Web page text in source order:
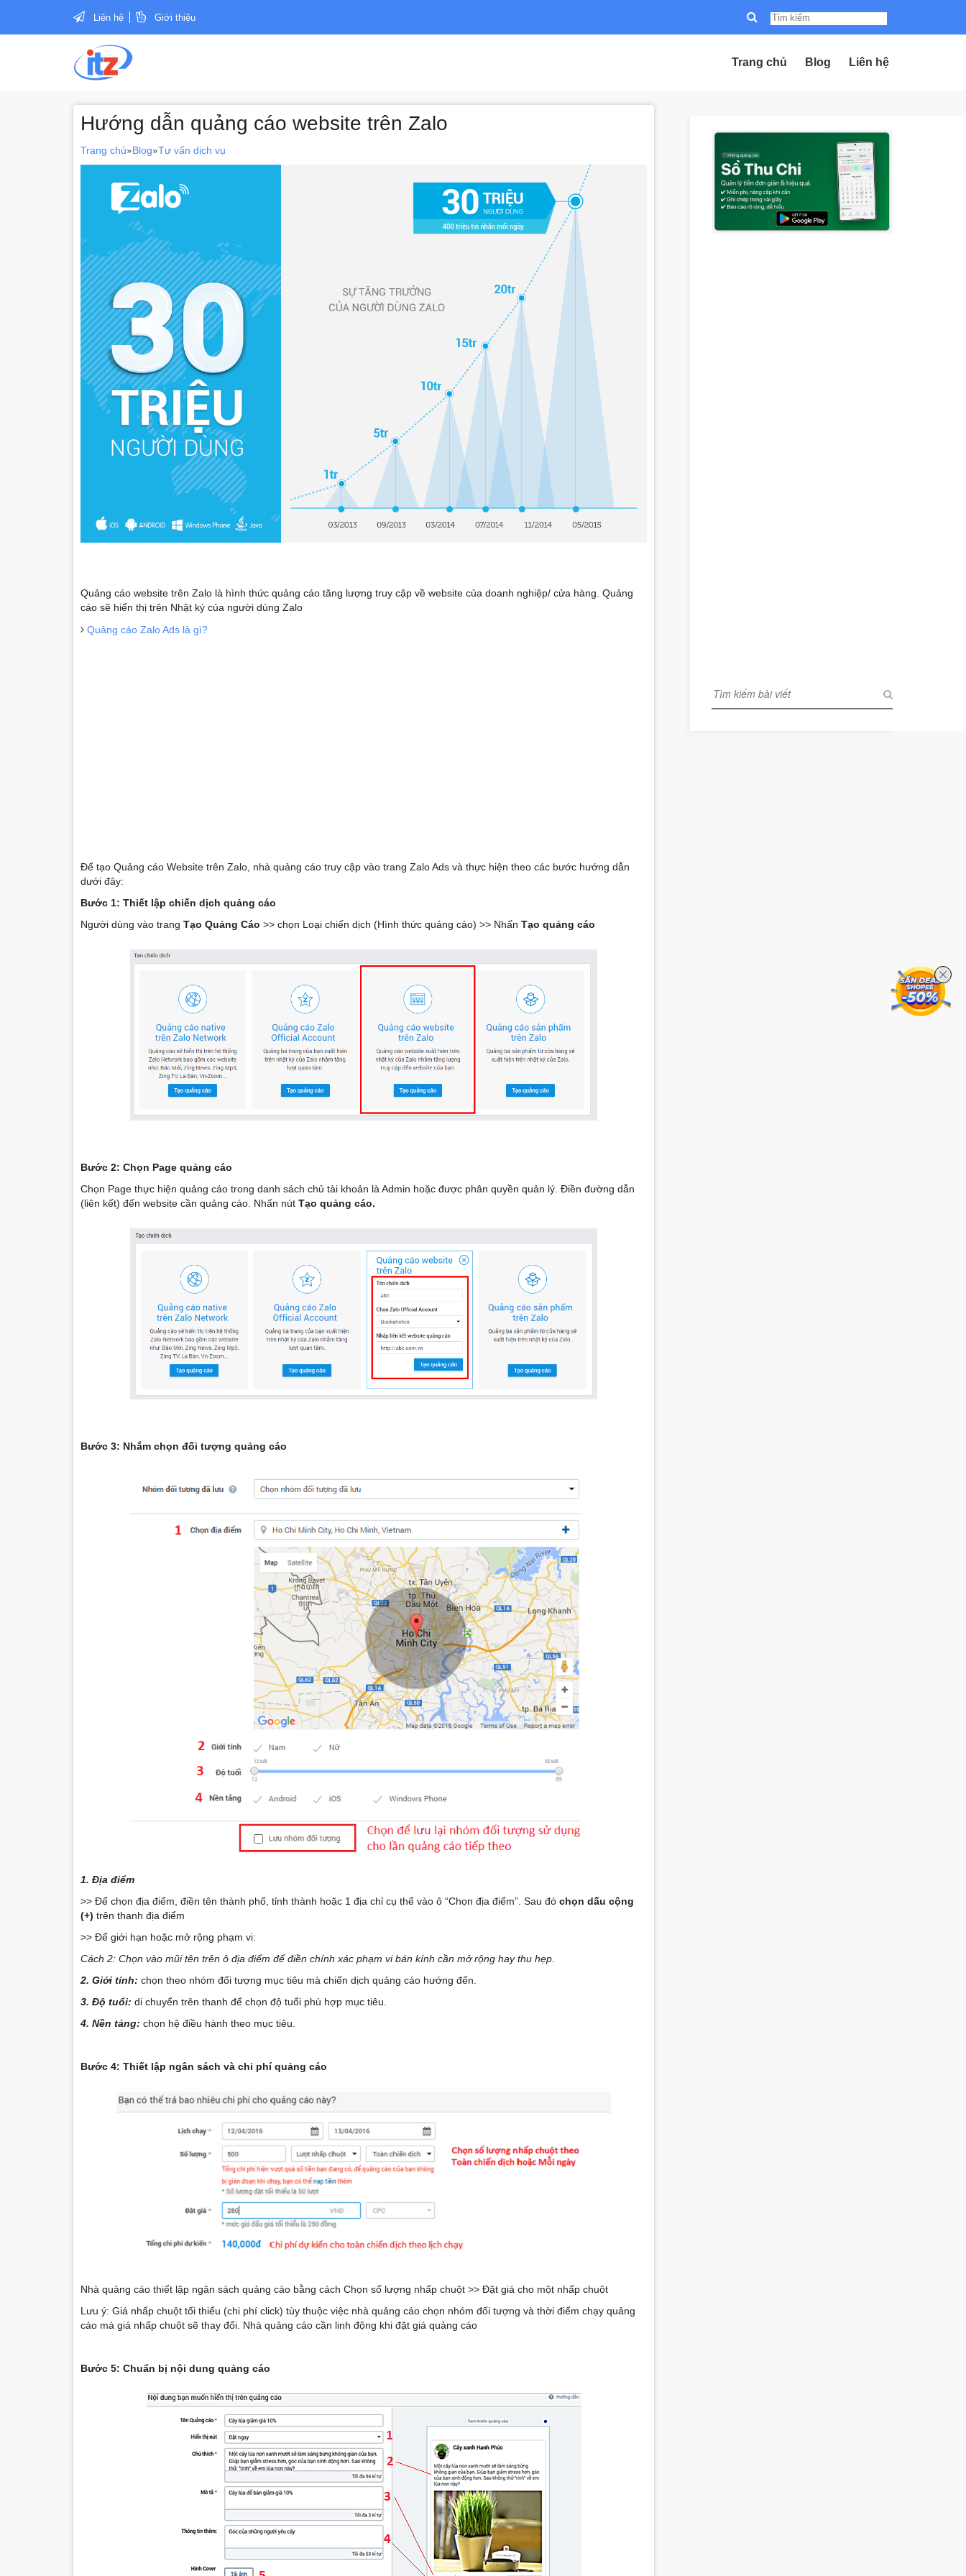
Liên hệ Giới thiệu
Trang chủ Blog Liên hệ
Hướng dẫn quảng cáo website trên Zalo
Trang chủ»Blog»Tư vấn dịch vụ
Quảng cáo website trên Zalo là hình thức quảng cáo tăng lượng truy cập về website của doanh nghiệp/ cửa hàng. Quảng
cáo sẽ hiển thị trên Nhật ký của người dùng Zalo
Quảng cáo Zalo Ads là gì?
Để tạo Quảng cáo Website trên Zalo, nhà quảng cáo truy cập vào trang Zalo Ads và thực hiện theo các bước hướng dẫn
dưới đây:
Bước 1: Thiết lập chiến dịch quảng cáo
Người dùng vào trang Tạo Quảng Cáo >> chọn Loại chiến dịch (Hình thức quảng cáo) >> Nhấn Tạo quảng cáo
Bước 2: Chọn Page quảng cáo
Chọn Page thực hiện quảng cáo trong danh sách chủ tài khoản là Admin hoặc được phân quyền quản lý. Điền đường dẫn
(liên kết) đến website cần quảng cáo. Nhấn nút Tạo quảng cáo.
Bước 3: Nhắm chọn đối tượng quảng cáo
1. Địa điểm
>> Để chọn địa điểm, điền tên thành phố, tỉnh thành hoặc 1 địa chỉ cụ thể vào ô “Chọn địa điểm”. Sau đó chọn dấu cộng
(+) trên thanh địa điểm
>> Để giới hạn hoặc mở rộng phạm vi:
Cách 2: Chọn vào mũi tên trên ô địa điểm để điền chính xác phạm vi bán kính cần mở rộng hay thu hẹp.
2. Giới tính: chọn theo nhóm đối tượng mục tiêu mà chiến dịch quảng cáo hướng đến.
3. Độ tuổi: di chuyển trên thanh để chọn độ tuổi phù hợp mục tiêu.
4. Nền tảng: chọn hệ điều hành theo mục tiêu.
Bước 4: Thiết lập ngân sách và chi phí quảng cáo
Nhà quảng cáo thiết lập ngân sách quảng cáo bằng cách Chọn số lượng nhấp chuột >> Đặt giá cho một nhấp chuột
Lưu ý: Giá nhấp chuột tối thiểu (chi phí click) tùy thuộc việc nhà quảng cáo chọn nhóm đối tượng và thời điểm chạy quảng
cáo mà giá nhấp chuột sẽ thay đổi. Nhà quảng cáo cần linh động khi đặt giá quảng cáo
Bước 5: Chuẩn bị nội dung quảng cáo